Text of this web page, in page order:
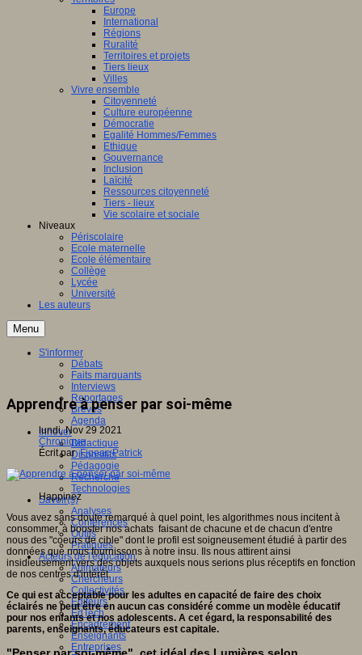
Europe
International
Régions
Ruralité
Territoires et projets
Tiers lieux
Villes
Vivre ensemble
Citoyenneté
Culture européenne
Démocratie
Egalité Hommes/Femmes
Ethique
Gouvernance
Inclusion
Laïcité
Ressources citoyenneté
Tiers - lieux
Vie scolaire et sociale
Niveaux
Périscolaire
Ecole maternelle
Ecole élémentaire
Collège
Lycée
Université
Les auteurs
Menu
S'informer
Débats
Faits marquants
Interviews
Reportages
Brèves
Agenda
Innover
Didactique
Dispositifs
Pédagogie
Recherche
Technologies
Savoir(s)
Analyses
Conférences
Outils
Pratiques
Acteurs de l'éducation
Animateurs
Chercheurs
Collectivités
Editeurs
EdTech
Encadrement
Enseignants
Entreprises
Apprendre à penser par soi-même
lundi, Nov 29 2021
Chronique
Écrit parFigeac Patrick
Happinez
Vous avez sans doute remarqué à quel point, les algorithmes nous incitent à
consommer, à booster nos achats faisant de chacune et de chacun d'entre
nous des "coeurs de cible" dont le profil est soigneusement étudié à partir des
données que nous fournissons à notre insu. Ils nous attirent ainsi
insidieusement vers des objets auxquels nous serions plus réceptifs en fonction
de nos centres d'intérêt.
Ce qui est acceptable pour les adultes en capacité de faire des choix
éclairés ne peut être en aucun cas considéré comme un modèle éducatif
pour nos enfants et nos adolescents. A cet égard, la responsabilité des
parents, enseignants, éducateurs est capitale.